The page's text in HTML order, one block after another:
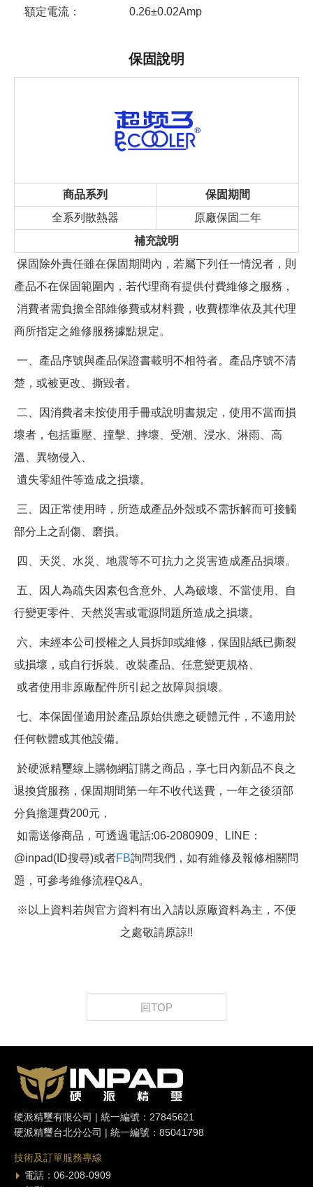
額定電流： 0.26±0.02Amp
保固說明
商品系列
保固期間
全系列散熱器
原廠保固二年
補充說明
保固除外責任雖在保固期間內，若屬下列任一情況者，則
產品不在保固範圍內，若代理商有提供付費維修之服務，
消費者需負擔全部維修費或材料費，收費標準依及其代理
商所指定之維修服務據點規定。
一、產品序號與產品保證書載明不相符者。產品序號不清
楚，或被更改、撕毀者。
二、因消費者未按使用手冊或說明書規定，使用不當而損
壞者，包括重壓、撞擊、摔壞、受潮、浸水、淋雨、高
溫、異物侵入、
遺失零組件等造成之損壞。
三、因正常使用時，所造成產品外殼或不需拆解而可接觸
部分上之刮傷、磨損。
四、天災、水災、地震等不可抗力之災害造成產品損壞。
五、因人為疏失因素包含意外、人為破壞、不當使用、自
行變更零件、天然災害或電源問題所造成之損壞。
六、未經本公司授權之人員拆卸或維修，保固貼紙已撕裂
或損壞，或自行拆裝、改裝產品、任意變更規格、
或者使用非原廠配件所引起之故障與損壞。
七、本保固僅適用於產品原始供應之硬體元件，不適用於
任何軟體或其他設備。
於硬派精璽線上購物網訂購之商品，享七日內新品不良之
退換貨服務，保固期間第一年不收代送費，一年之後須部
分負擔運費200元，
如需送修商品，可透過電話:06-2080909、LINE：
@inpad(ID搜尋)或者FB詢問我們，如有維修及報修相關問
題，可參考維修流程Q&A。
※以上資料若與官方資料有出入請以原廠資料為主，不便
之處敬請原諒!!
回TOP
硬派精璽有限公司 | 統一編號：27845621
硬派精璽台北分公司 | 統一編號：85041798
技術及訂單服務專線
電話：06-208-0909